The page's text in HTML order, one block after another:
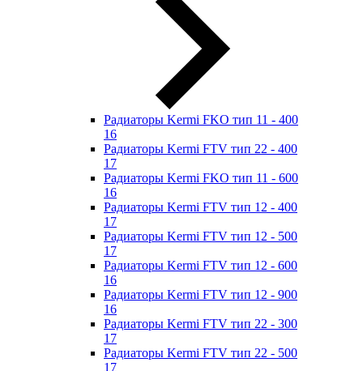
Радиаторы Kermi FKO тип 11 - 400
16
Радиаторы Kermi FTV тип 22 - 400
17
Радиаторы Kermi FKO тип 11 - 600
16
Радиаторы Kermi FTV тип 12 - 400
17
Радиаторы Kermi FTV тип 12 - 500
17
Радиаторы Kermi FTV тип 12 - 600
16
Радиаторы Kermi FTV тип 12 - 900
16
Радиаторы Kermi FTV тип 22 - 300
17
Радиаторы Kermi FTV тип 22 - 500
17